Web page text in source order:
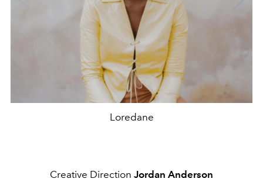
Loredane
Creative Direction Jordan Anderson